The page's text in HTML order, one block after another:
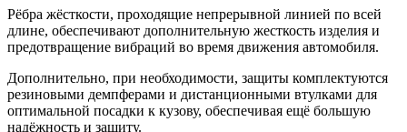
Рёбра жёсткости, проходящие непрерывной линией по всей
длине, обеспечивают дополнительную жесткость изделия и
предотвращение вибраций во время движения автомобиля.
Дополнительно, при необходимости, защиты комплектуются
резиновыми демпферами и дистанционными втулками для
оптимальной посадки к кузову, обеспечивая ещё большую
надёжность и защиту.